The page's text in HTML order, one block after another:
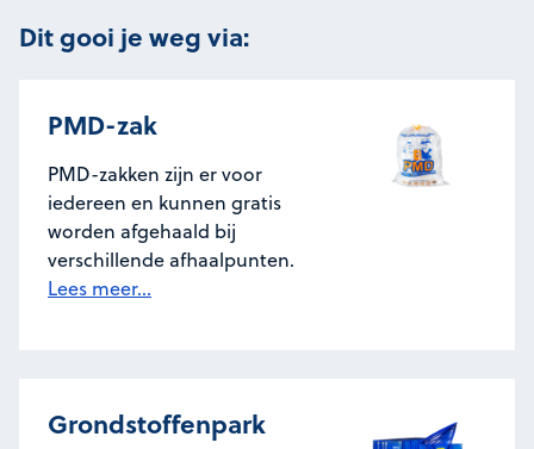
Dit gooi je weg via:
PMD-zak
PMD-zakken zijn er voor
iedereen en kunnen gratis
worden afgehaald bij
verschillende afhaalpunten.
Lees meer...
Grondstoffenpark